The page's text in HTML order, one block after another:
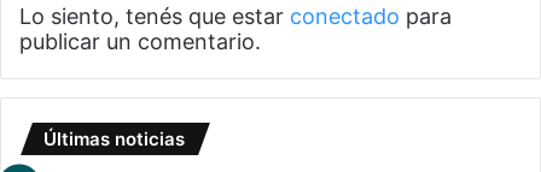
Lo siento, tenés que estar conectado para
publicar un comentario.
Últimas noticias